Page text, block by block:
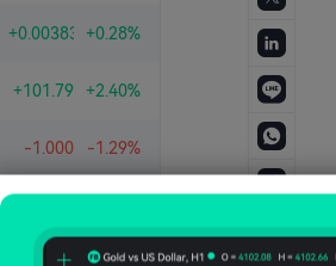
+0.00383 +0.28%
+101.79 +2.40%
-1.000 -1.29%